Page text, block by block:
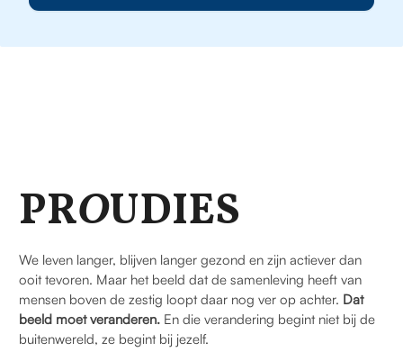
PROUDIES
We leven langer, blijven langer gezond en zijn actiever dan
ooit tevoren. Maar het beeld dat de samenleving heeft van
mensen boven de zestig loopt daar nog ver op achter. Dat
beeld moet veranderen. En die verandering begint niet bij de
buitenwereld, ze begint bij jezelf.